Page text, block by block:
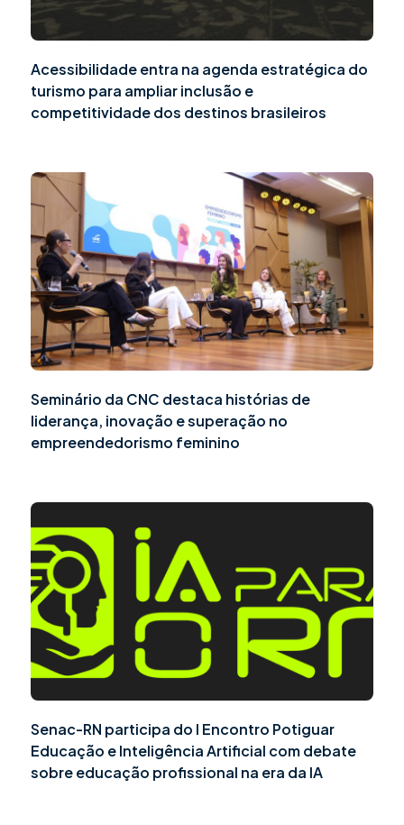
Acessibilidade entra na agenda estratégica do
turismo para ampliar inclusão e
competitividade dos destinos brasileiros
Seminário da CNC destaca histórias de
liderança, inovação e superação no
empreendedorismo feminino
Senac-RN participa do I Encontro Potiguar
Educação e Inteligência Artificial com debate
sobre educação profissional na era da IA